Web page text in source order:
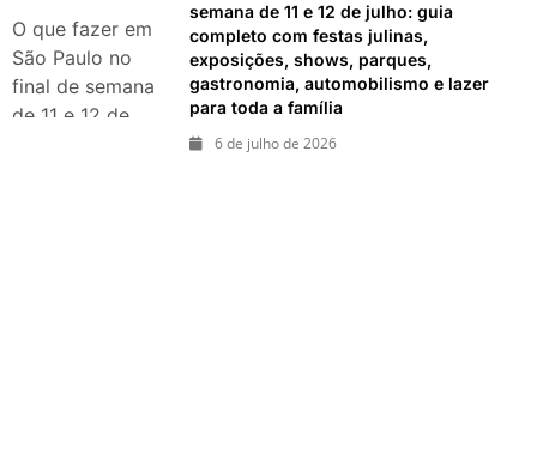
exposições e
passeios
imperdíveis
O que fazer em
São Paulo no
final de semana
de 11 e 12 de
semana de 11 e 12 de julho: guia
completo com festas julinas,
exposições, shows, parques,
gastronomia, automobilismo e lazer
para toda a família
6 de julho de 2026